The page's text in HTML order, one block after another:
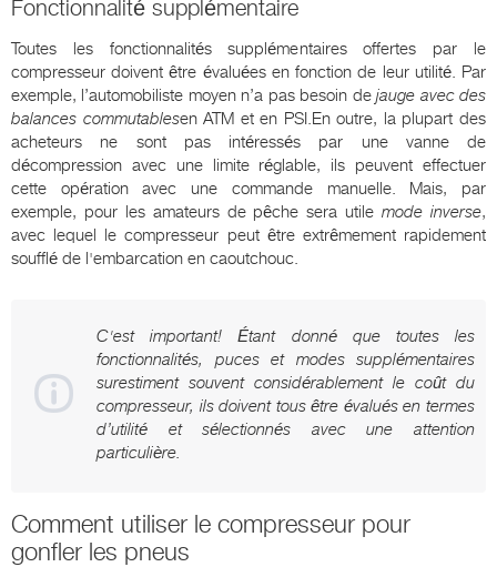
Fonctionnalité supplémentaire
Toutes les fonctionnalités supplémentaires offertes par le
compresseur doivent être évaluées en fonction de leur utilité. Par
exemple, l’automobiliste moyen n’a pas besoin dejauge avec des
balances commutablesen ATM et en PSI.En outre, la plupart des
acheteurs ne sont pas intéressés par une vanne de
décompression avec une limite réglable, ils peuvent effectuer
cette opération avec une commande manuelle. Mais, par
exemple, pour les amateurs de pêche sera utilemode inverse,
avec lequel le compresseur peut être extrêmement rapidement
soufflé de l'embarcation en caoutchouc.
C'est important! Étant donné que toutes les
fonctionnalités, puces et modes supplémentaires
surestiment souvent considérablement le coût du
compresseur, ils doivent tous être évalués en termes
d’utilité et sélectionnés avec une attention
particulière.
Comment utiliser le compresseur pour
gonfler les pneus